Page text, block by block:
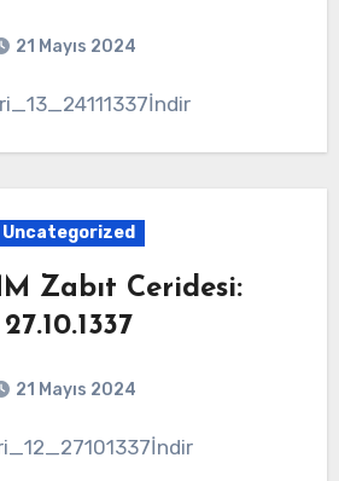
21 Mayıs 2024
Uncategorized
Zabıt Ceridesi:
27.10.1337
21 Mayıs 2024